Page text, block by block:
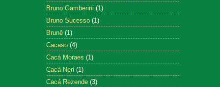
Bruno Gamberini (1)
Bruno Sucesso (1)
Brunê (1)
Cacaso (4)
Cacá Moraes (1)
Cacá Neri (1)
Cacá Rezende (3)